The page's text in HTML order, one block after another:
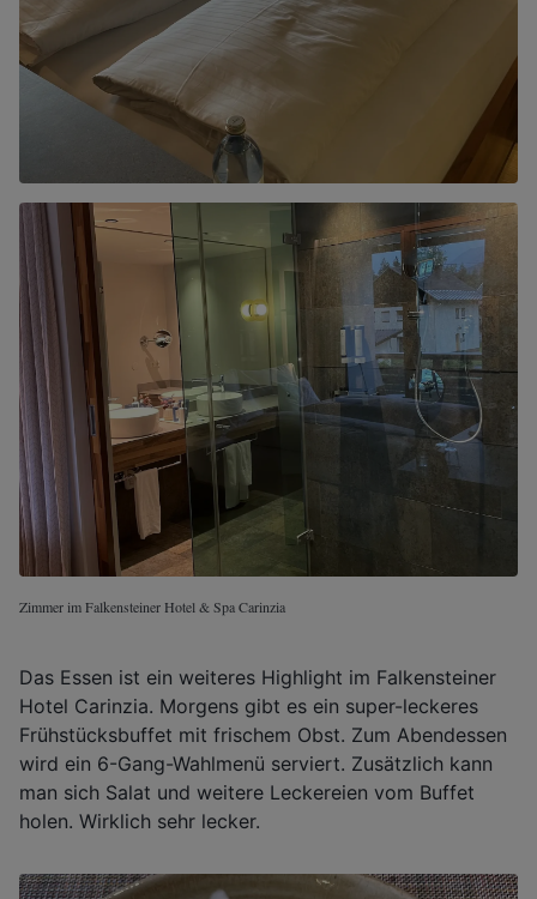
Zimmer im Falkensteiner Hotel & Spa Carinzia
Das Essen ist ein weiteres Highlight im Falkensteiner
Hotel Carinzia. Morgens gibt es ein super-leckeres
Frühstücksbuffet mit frischem Obst. Zum Abendessen
wird ein 6-Gang-Wahlmenü serviert. Zusätzlich kann
man sich Salat und weitere Leckereien vom Buffet
holen. Wirklich sehr lecker.